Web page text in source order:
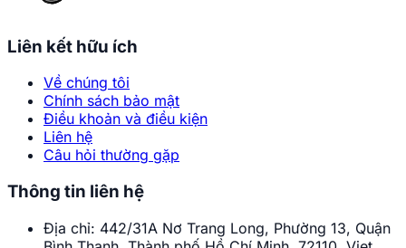
Liên kết hữu ích
Về chúng tôi
Chính sách bảo mật
Điều khoản và điều kiện
Liên hệ
Câu hỏi thường gặp
Thông tin liên hệ
Địa chỉ: 442/31A Nơ Trang Long, Phường 13, Quận